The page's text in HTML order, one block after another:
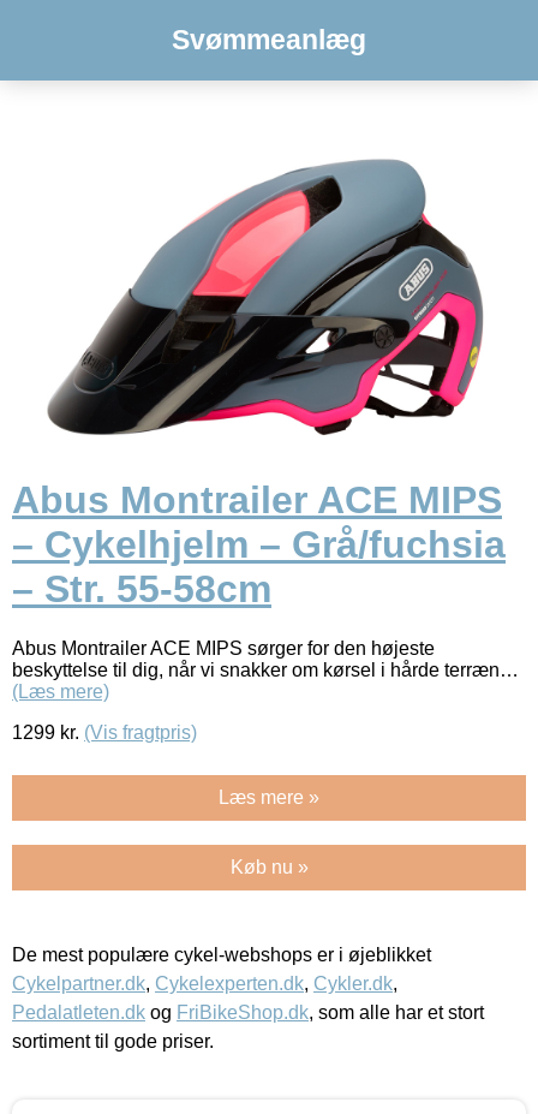
Svømmeanlæg
Abus Montrailer ACE MIPS
– Cykelhjelm – Grå/fuchsia
– Str. 55-58cm
Abus Montrailer ACE MIPS sørger for den højeste
beskyttelse til dig, når vi snakker om kørsel i hårde terræn…
(Læs mere)
1299 kr. (Vis fragtpris)
Læs mere »
Køb nu »
De mest populære cykel-webshops er i øjeblikket
Cykelpartner.dk, Cykelexperten.dk, Cykler.dk,
Pedalatleten.dk og FriBikeShop.dk, som alle har et stort
sortiment til gode priser.